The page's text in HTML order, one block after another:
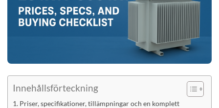
Innehållsförteckning
Priser, specifikationer, tillämpningar och en komplett